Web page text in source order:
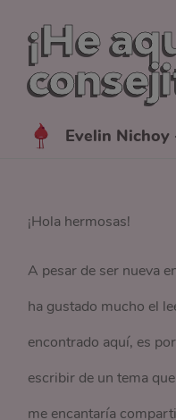
¡He
Evelin Nichoy
¡Hola hermosas!
A pesar de ser nueva
ha gustado mucho el
encontrado aquí, es
escribir de un tema
me encantaría